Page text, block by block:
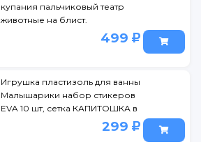
купания пальчиковый театр
животные на блист.
КАПИТОШКА в кор.2*96шт
499
Игрушка пластизоль для ванны
Малышарики набор стикеров
EVA 10 шт, сетка КАПИТОШКА в
299